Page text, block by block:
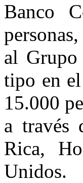
Banco
al
tipo en
15.000
a través
Rica,
Unidos.